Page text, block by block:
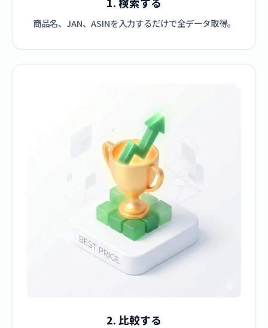
商品名、JAN、ASINを入力するだけで全データ取得。
2. 比較する